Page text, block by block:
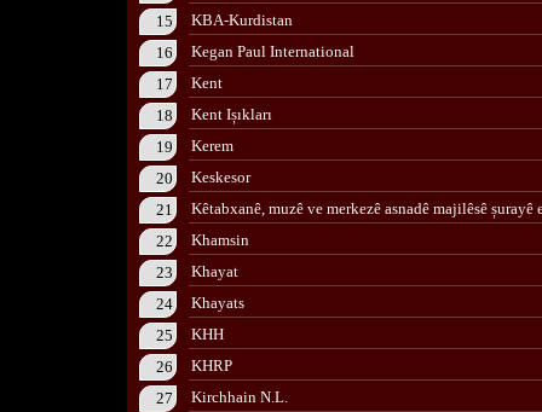
15
KBA-Kurdistan
16
Kegan Paul International
17
Kent
18
Kent Ișıkları
19
Kerem
20
Keskesor
21
Kêtabxanê, muzê ve merkezê asnadê majilêsê șurayê
22
Khamsin
23
Khayat
24
Khayats
25
KHH
26
KHRP
27
Kirchhain N.L.